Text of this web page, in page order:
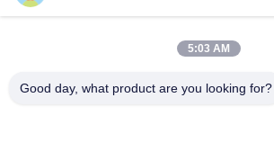
5:03 AM
Good day, what product are you looking for?